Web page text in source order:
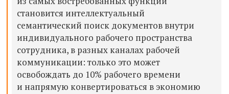
становится интеллектуальный
семантический поиск документов внутри
индивидуального рабочего пространства
сотрудника, в разных каналах рабочей
коммуникации: только это может
освобождать до 10% рабочего времени
и напрямую конвертироваться в экономию